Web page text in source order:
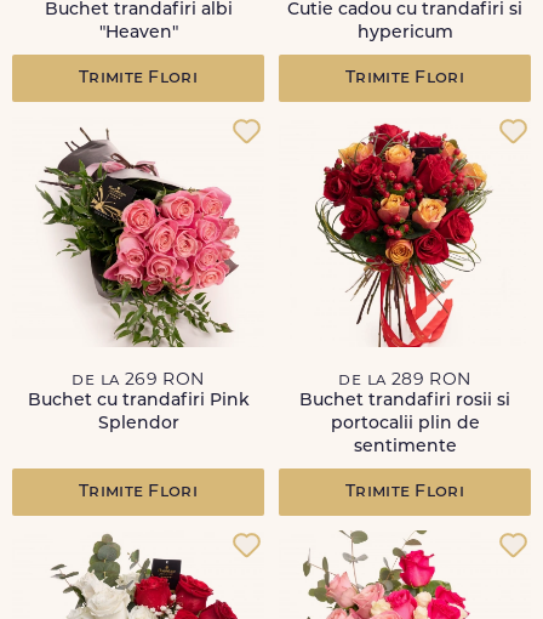
Buchet trandafiri albi
"Heaven"
Trimite Flori
Cutie cadou cu trandafiri si
hypericum
Trimite Flori
de la 269 RON
Buchet cu trandafiri Pink
Splendor
Trimite Flori
de la 289 RON
Buchet trandafiri rosii si
portocalii plin de
sentimente
Trimite Flori